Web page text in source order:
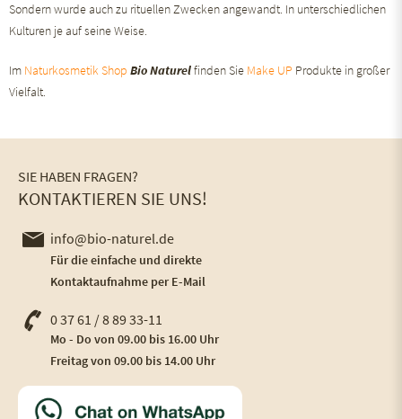
Sondern wurde auch zu rituellen Zwecken angewandt. In unterschiedlichen
Kulturen je auf seine Weise.
Im Naturkosmetik Shop Bio Naturelfinden Sie Make UP Produkte in großer
Vielfalt.
SIE HABEN FRAGEN?
KONTAKTIEREN SIE UNS!
info@bio-naturel.de
Für die einfache und direkte
Kontaktaufnahme per E-Mail
0 37 61 / 8 89 33-11
Mo - Do von 09.00 bis 16.00 Uhr
Freitag von 09.00 bis 14.00 Uhr